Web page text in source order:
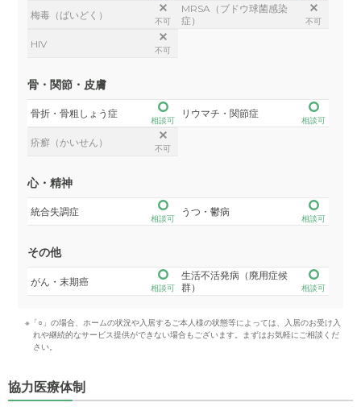
梅毒（ばいどく）
不可
MRSA（ブドウ球菌感染
症）
不可
HIV
不可
骨・関節・皮膚
骨折・骨粗しょう症
相談可
リウマチ・関節症
相談可
疥癬（かいせん）
不可
心・精神
統合失調症
相談可
うつ・鬱病
相談可
その他
がん・末期癌
相談可
生活不活発病（廃用症候
群）
相談可
※「○」の場合、ホームの状況や入居するご本人様の状態等によっては、入居のお受け入
れや継続的なサービス提供ができない場合もございます。まずはお気軽にご相談くだ
さい。
協力医療体制